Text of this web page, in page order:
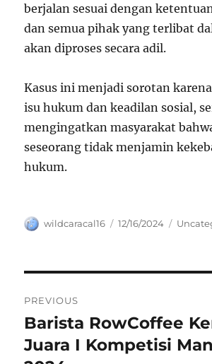
berjalan sesuai dengan
dan semua pihak yang terlibat
akan diproses secara adil.
Kasus ini menjadi sorotan
isu hukum dan keadilan sosial,
mengingatkan masyarakat
seseorang tidak menjamin
hukum.
Author
wildcaracal16
Posted
12/16/2024
pos
PREVIOUS
Previous
post:
Barista RowCoffee
Juara I Kompetisi